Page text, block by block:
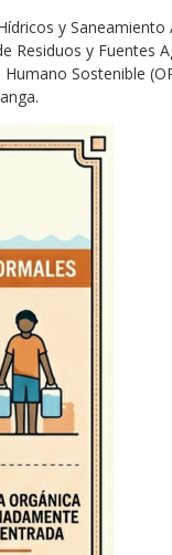
y Saneamiento
Residuos y Fuentes
Sostenible